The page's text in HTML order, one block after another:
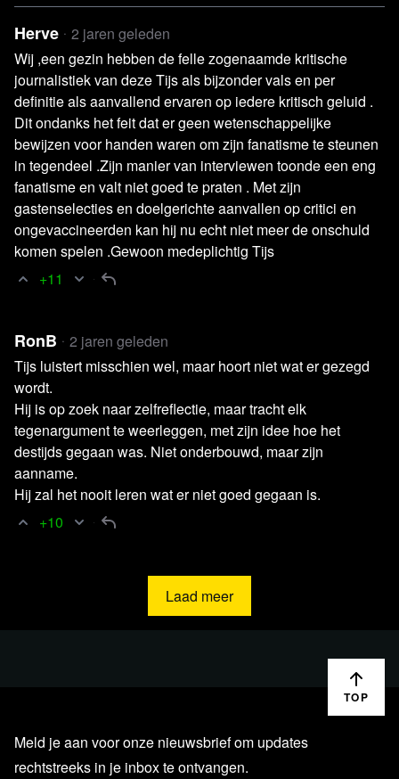
de coronajaren niet veel meer mensen zijn overleden dan
in eerdere griepgolven. Deze bewering heeft hij niet
voldoende onderbouwd en kan tot discussie leiden.
Daarom volgt nu een aanvullende toelichting.
De aantallen coronadoden zijn altijd een punt van
discussie geweest. Het is opvallend dat er in de cijfers van
het Centraal Bureau voor de Statistiek (CBS) geen sprake
was van een extreme sterftetoename in absolute zin. Wat
er veranderde was, dat iedereen die overleed en tot 28
dagen daarvoor positief had getest op corona, werd
er ruis in de sterftecijfers, want mensen die normaliter de
boeken in zouden gaan als bijvoorbeeld kankerdoden,
waren nu coronadoden.
In absolute zin zijn er dan ook niet veel meer mensen
overleden dan in eerdere jaren. Wel was er sprake van
een ‘stoelendans’ met de toewijzing van doodsoorzaken.
deze blckbx-uitzending
nauwelijks gebeurt. Hij liet zien dat er zelden of nooit
autopsie wordt gedaan en dat schouwartsen dus een
Herve
2 jaren geleden
Wij ,een gezin hebben de felle zogenaamde kritische
journalistiek van deze Tijs als bijzonder vals en per
definitie als aanvallend ervaren op iedere kritisch geluid .
Dit ondanks het feit dat er geen wetenschappelijke
bewijzen voor handen waren om zijn fanatisme te steunen
in tegendeel .Zijn manier van interviewen toonde een eng
fanatisme en valt niet goed te praten . Met zijn
gastenselecties en doelgerichte aanvallen op critici en
ongevaccineerden kan hij nu echt niet meer de onschuld
komen spelen .Gewoon medeplichtig Tijs
+11
RonB
2 jaren geleden
Tijs luistert misschien wel, maar hoort niet wat er gezegd
wordt.
Hij is op zoek naar zelfreflectie, maar tracht elk
tegenargument te weerleggen, met zijn idee hoe het
destijds gegaan was. Niet onderbouwd, maar zijn
aanname.
Hij zal het nooit leren wat er niet goed gegaan is.
+10
Laad meer
TOP
Meld je aan voor onze nieuwsbrief om updates
rechtstreeks in je inbox te ontvangen.